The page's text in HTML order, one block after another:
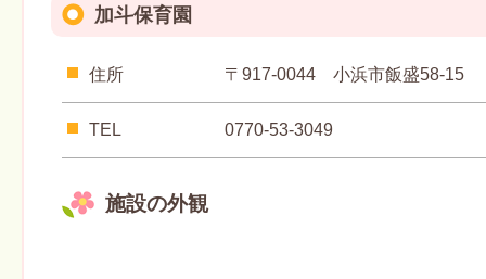
加斗保育園
住所 〒917-0044 小浜市飯盛58-15
TEL 0770-53-3049
施設の外観